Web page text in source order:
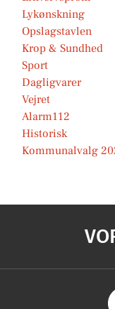
Lykønskning
Opslagstavlen
Krop & Sundhed
Sport
Dagligvarer
Vejret
Alarm112
Historisk
Kommunalvalg